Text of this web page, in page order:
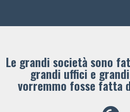
Le grandi società sono
grandi uffici e
vorremmo fosse fatta